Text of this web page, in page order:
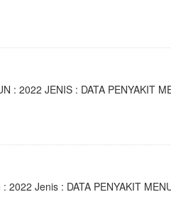
: 2022 JENIS : DATA PENYAKIT
2022 Jenis : DATA PENYAKIT